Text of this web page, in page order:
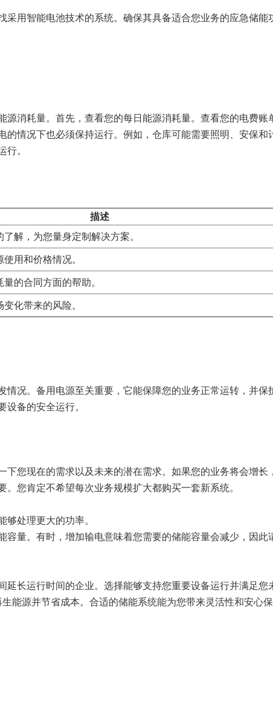
用智能电池技术的系统。确保其具备适合您业务的应急储能
消耗量。首先，查看您的每日能源消耗量。查看您的电费账
情况下也必须保持运行。例如，仓库可能需要照明、安保和
。
描述
解，为您量身定制解决方案。
用和价格情况。
的合同方面的帮助。
化带来的风险。
况。备用电源至关重要，它能保障您的业务正常运转，并保
备的安全运行。
您现在的需求以及未来的潜在需求。如果您的业务将会增长
您肯定不希望每次业务规模扩大都购买一套新系统。
处理更大的功率。
量。有时，增加输电意味着您需要的储能容量会减少，因此
长运行时间的企业。选择能够支持您重要设备运行并满足您
能源并节省成本。合适的储能系统能为您带来灵活性和安心保